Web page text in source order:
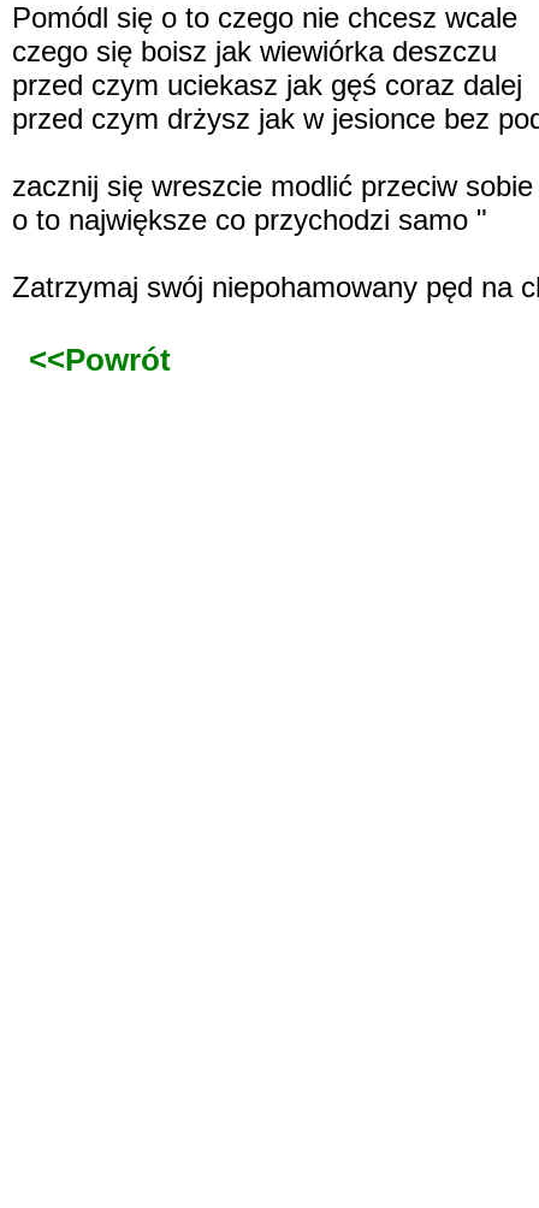
Pomódl się o to czego nie chcesz wcale
czego się boisz jak wiewiórka deszczu
przed czym uciekasz jak gęś coraz dalej
przed czym drżysz jak w jesionce bez
zacznij się wreszcie modlić przeciw sobie
o to największe co przychodzi samo "
Zatrzymaj swój niepohamowany pęd na
<<Powrót